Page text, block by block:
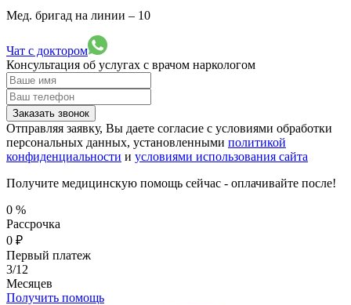
Мед. бригад на линии – 10
Чат с доктором
Консультация об услугах с врачом наркологом
Заказать звонок
Отправляя заявку, Вы даете согласие с условиями обработки
персональных данных, установленными политикой
конфиденциальности и условиями использования сайта
Получите медицинскую помощь сейчас - оплачивайте после!
0 %
Рассрочка
0 ₽
Первый платеж
3/12
Месяцев
Получить помощь